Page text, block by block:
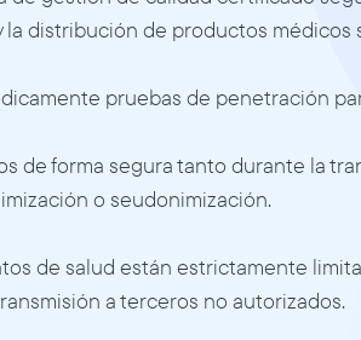
distribución de productos médicos
pruebas de penetración
de forma segura tanto durante la
o seudonimización.
de salud están estrictamente
a terceros no autorizados.